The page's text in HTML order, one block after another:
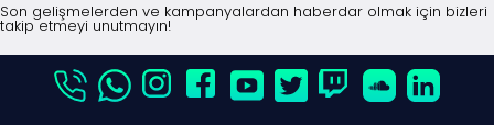
Son gelişmelerden ve kampanyalardan haberdar olmak için bizleri
takip etmeyi unutmayın!